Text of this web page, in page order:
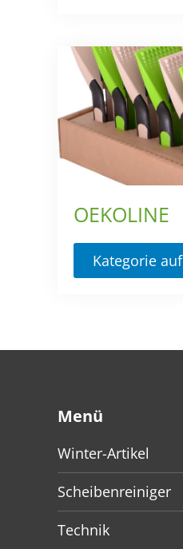
OEKOLINE
Kategorie
Menü
Winter-Artikel
Scheibenreiniger
Technik